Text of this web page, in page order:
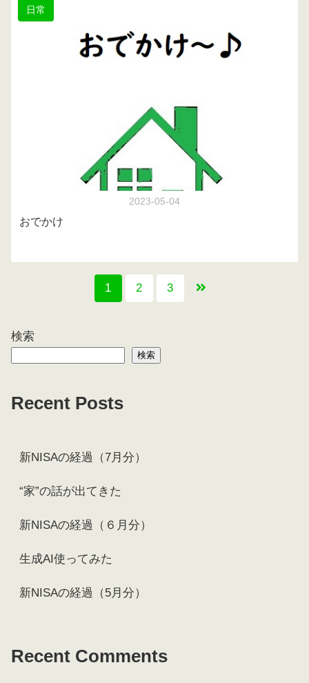
日常
2023-05-04
おでかけ
1 2 3
検索
検索
Recent Posts
新NISAの経過（7月分）
“家”の話が出てきた
新NISAの経過（６月分）
生成AI使ってみた
新NISAの経過（5月分）
Recent Comments